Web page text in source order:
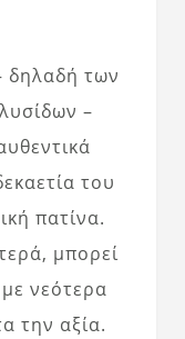
δηλαδή των
–
του
πατίνα.
μπορεί
νεότερα
την αξία.